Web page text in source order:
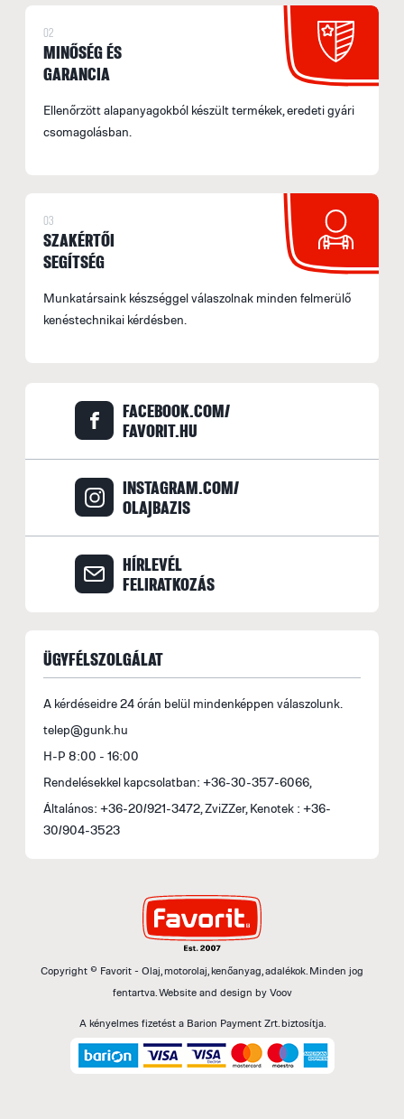
02
MINŐSÉG ÉS
GARANCIA
Ellenőrzött alapanyagokból készült termékek, eredeti gyári
csomagolásban.
03
SZAKÉRTŐI
SEGÍTSÉG
Munkatársaink készséggel válaszolnak minden felmerülő
kenéstechnikai kérdésben.
FACEBOOK.COM/
FAVORIT.HU
INSTAGRAM.COM/
OLAJBAZIS
HÍRLEVÉL
FELIRATKOZÁS
ÜGYFÉLSZOLGÁLAT
A kérdéseidre 24 órán belül mindenképpen válaszolunk.
telep@gunk.hu
H-P 8:00 - 16:00
Rendelésekkel kapcsolatban: +36-30-357-6066,
Általános: +36-20/921-3472, ZviZZer, Kenotek : +36-
30/904-3523
Copyright © Favorit - Olaj, motorolaj, kenőanyag, adalékok. Minden jog
fentartva.Website and design by Voov
A kényelmes fizetést a Barion Payment Zrt. biztosítja.